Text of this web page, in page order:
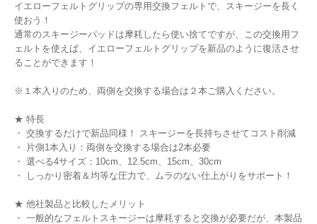
イエローフェルトグリップの専用交換フェルトで、スキージーを長く
使おう！
通常のスキージーパッドは摩耗したら使い捨てですが、この交換用フ
ェルトを使えば、イエローフェルトグリップを新品のように復活させ
ることができます！
※１本入りのため、両側を交換する場合は２本ご購入ください。
★ 特長
・ 交換するだけで新品同様！ スキージーを長持ちさせてコスト削減
・ 片側1本入り：両側を交換する場合は2本必要
・ 選べる4サイズ：10cm、12.5cm、15cm、30cm
・ しっかり密着＆均等な圧力で、ムラのない仕上がりをサポート！
★ 他社製品と比較したメリット
・ 一般的なフェルトスキージーは摩耗すると交換が必要だが、本製品